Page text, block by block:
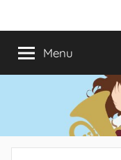
paraMundo
do
Shoujo
anos
a
Menu